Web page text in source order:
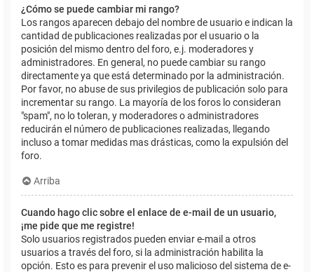
¿Cómo se puede cambiar mi rango?
Los rangos aparecen debajo del nombre de usuario e indican la
cantidad de publicaciones realizadas por el usuario o la
posición del mismo dentro del foro, e.j. moderadores y
administradores. En general, no puede cambiar su rango
directamente ya que está determinado por la administración.
Por favor, no abuse de sus privilegios de publicación solo para
incrementar su rango. La mayoría de los foros lo consideran
"spam", no lo toleran, y moderadores o administradores
reducirán el número de publicaciones realizadas, llegando
incluso a tomar medidas mas drásticas, como la expulsión del
foro.
Arriba
Cuando hago clic sobre el enlace de e-mail de un usuario,
¡me pide que me registre!
Solo usuarios registrados pueden enviar e-mail a otros
usuarios a través del foro, si la administración habilita la
opción. Esto es para prevenir el uso malicioso del sistema de e-